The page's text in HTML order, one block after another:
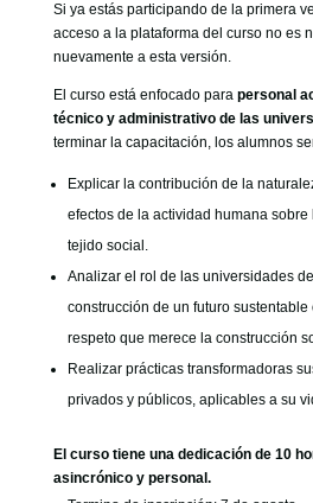
Si ya estás participando de la primera
acceso a la plataforma del curso no es
nuevamente a esta versión.
El curso está enfocado para personal
técnico y administrativo de las
terminar la capacitación, los alumnos
Explicar la contribución de la
efectos de la actividad humana sobre
tejido social.
Analizar el rol de las universidades
construcción de un futuro
respeto que merece la construcción
Realizar prácticas transformadoras
privados y públicos, aplicables a su
El curso tiene una dedicación de 10
asincrónico y personal.